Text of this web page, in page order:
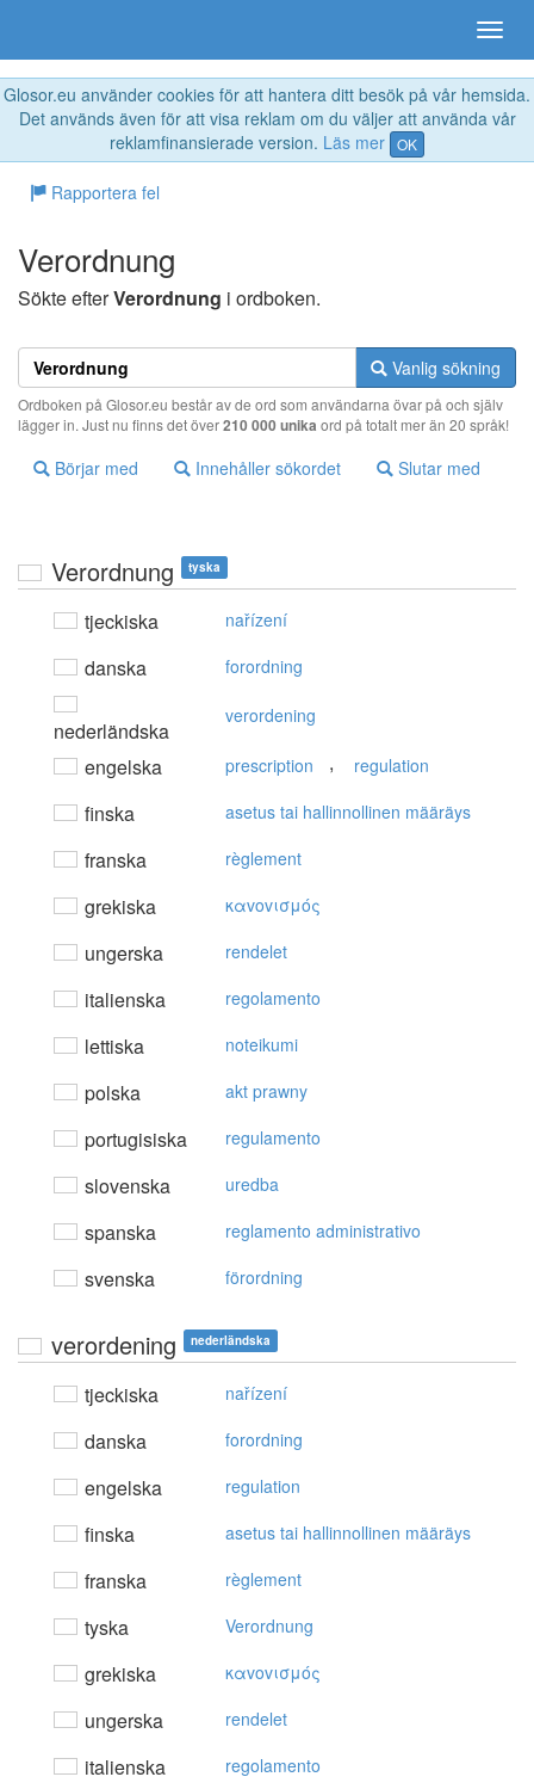
Glosor.eu använder cookies för att hantera ditt besök på vår hemsida.
Det används även för att visa reklam om du väljer att använda vår
reklamfinansierade version. Läs mer OK
Rapportera fel
Verordnung
Sökte efterVerordnung i ordboken.
Vanlig sökning
Ordboken på Glosor.eu består av de ord som användarna övar på och själv
lägger in. Just nu finns det över210 000 unika ord på totalt mer än 20 språk!
Börjar med Innehåller sökordet Slutar med
Verordnung tyska
tjeckiska nařízení
danska forordning
nederländska
verordening
engelska prescription , regulation
finska asetus tai hallinnollinen määräys
franska règlement
grekiska καvovισμός
ungerska rendelet
italienska regolamento
lettiska noteikumi
polska akt prawny
portugisiska regulamento
slovenska uredba
spanska reglamento administrativo
svenska förordning
verordening nederländska
tjeckiska nařízení
danska forordning
engelska regulation
finska asetus tai hallinnollinen määräys
franska règlement
tyska Verordnung
grekiska καvovισμός
ungerska rendelet
italienska regolamento